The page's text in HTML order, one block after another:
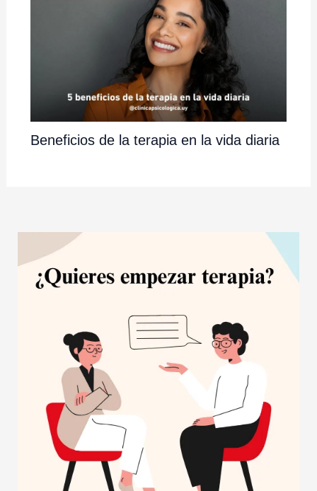
Beneficios de la terapia en la vida diaria